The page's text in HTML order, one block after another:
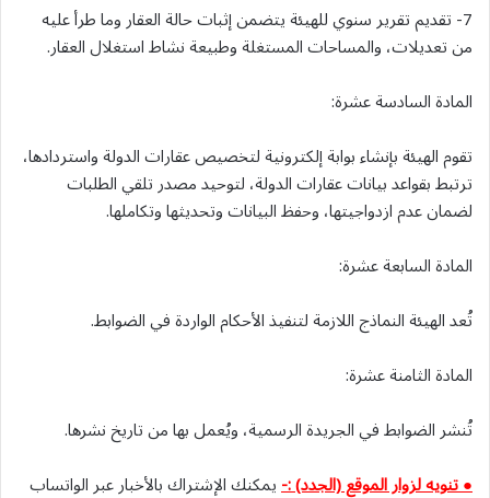
7- تقديم تقرير سنوي للهيئة يتضمن إثبات حالة العقار وما طرأ عليه
من تعديلات، والمساحات المستغلة وطبيعة نشاط استغلال العقار.
المادة السادسة عشرة:
تقوم الهيئة بإنشاء بوابة إلكترونية لتخصيص عقارات الدولة واستردادها،
ترتبط بقواعد بيانات عقارات الدولة، لتوحيد مصدر تلقي الطلبات
لضمان عدم ازدواجيتها، وحفظ البيانات وتحديثها وتكاملها.
المادة السابعة عشرة:
تُعد الهيئة النماذج اللازمة لتنفيذ الأحكام الواردة في الضوابط.
المادة الثامنة عشرة:
تُنشر الضوابط في الجريدة الرسمية، ويُعمل بها من تاريخ نشرها.
● تنويه لزوار الموقع (الجدد) :-يمكنك الإشتراك بالأخبار عبر الواتساب